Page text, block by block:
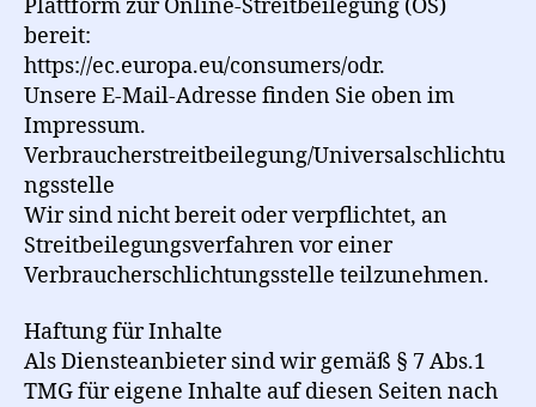
Plattform zur Online-Streitbeilegung (OS)
bereit:
https://ec.europa.eu/consumers/odr.
Unsere E-Mail-Adresse finden Sie oben im
Impressum.
Verbraucherstreitbeilegung/Universalschlichtu
ngsstelle
Wir sind nicht bereit oder verpflichtet, an
Streitbeilegungsverfahren vor einer
Verbraucherschlichtungsstelle teilzunehmen.
Haftung für Inhalte
Als Diensteanbieter sind wir gemäß § 7 Abs.1
TMG für eigene Inhalte auf diesen Seiten nach